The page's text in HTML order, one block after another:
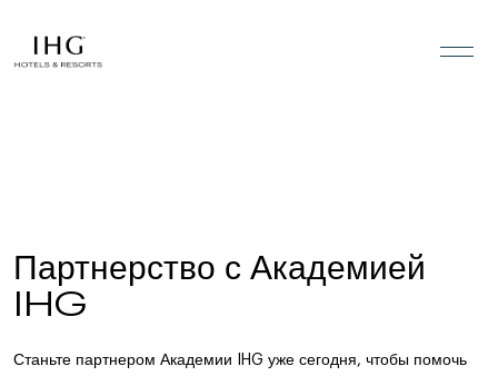
Партнерство с Академией
IHG
Станьте партнером Академии IHG уже сегодня, чтобы помочь